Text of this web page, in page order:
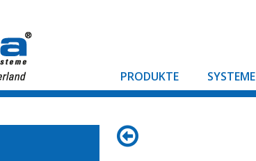
PRODUKTE SYSTEME